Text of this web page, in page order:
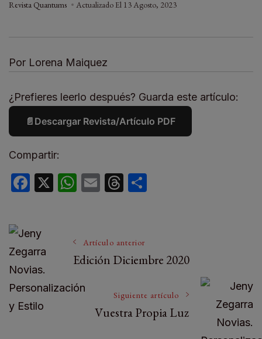
Revista Quantums Actualizado El 13 Agosto, 2023
Por Lorena Maiquez
¿Prefieres leerlo después? Guarda este artículo:
📄 Descargar Revista/Artículo PDF
Compartir:
Facebook
X WhatsApp
EmailThreads
Artículo anterior
Edición Diciembre 2020
Siguiente artículo
Vuestra Propia Luz